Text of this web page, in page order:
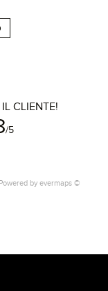
CLIENTE!
/5
Powered by evermaps ©